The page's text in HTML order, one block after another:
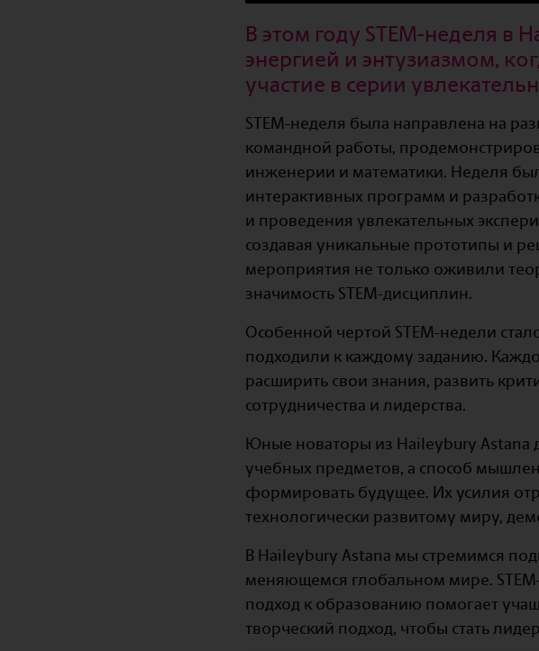
В этом году STEM-неделя в
энергией и энтузиазмом,
участие в серии
STEM-неделя была направлена на
командной работы,
инженерии и математики. Неделя
интерактивных программ и
и проведения увлекательных
создавая уникальные прототипы и
мероприятия не только оживили
значимость STEM-дисциплин.
Особенной чертой STEM-недели
подходили к каждому заданию.
расширить свои знания, развить
сотрудничества и лидерства.
Юные новаторы из Haileybury Astana
учебных предметов, а способ
формировать будущее. Их усилия
технологически развитому миру,
В Haileybury Astana мы стремимся
меняющемся глобальном мире.
подход к образованию помогает
творческий подход, чтобы стать